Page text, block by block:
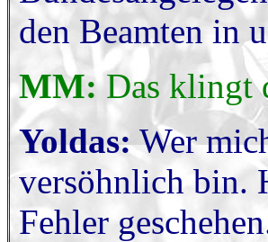
den Beamten in
MM:Das klingt
Yoldas:Wer
versöhnlich bin.
Fehler